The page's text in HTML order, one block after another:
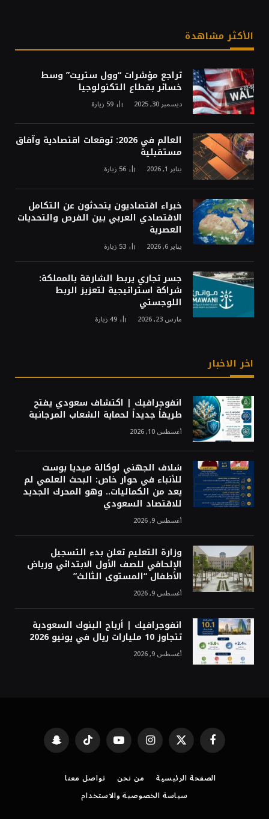
الأكثر مشاهدة
تراجع مؤشرات “وول ستريت” وسط
خسائر بقطاع التكنولوجيا
ديسمبر 30, 2025 59 زيارة
العالم في 2026: توقعات اقتصادية وآفاق
مستقبلية
يناير 1, 2026 56 زيارة
خبراء اقتصاديون يتحدثون عن التكامل
الاقتصادي العربي بين الفرص والتحديات
العصرية
يناير 6, 2026 53 زيارة
جسر تجاري يربط الشارقة بالمملكة:
شراكة استراتيجية لتعزيز الربط
اللوجستي
مارس 23, 2026 49زيارة
اخر الاخبار
انفوجرافيك | اكتشاف سعودي يفتح
طريقاً جديداً لحماية الشعاب المرجانية
أغسطس 10, 2026
سُلاف الجهني لوكالة ميديا بوست
للأنباء في حوار خاص: البحث العلمي لم
يعد من الكماليات.. وهو المحرك الجديد
للاقتصاد السعودي
أغسطس 9, 2026
وزارة التعليم تعلن بدء التسجيل
الإلحاقي للصف الأول الابتدائي ورياض
الأطفال “المستوى الثالث”
أغسطس 9, 2026
انفوجرافيك | أرباح البنوك السعودية
تتجاوز 10 مليارات ريال في يونيو 2026
أغسطس 9, 2026
فيسبوك X
(Twitter)
الانستغراميوتيوب تيكتوك Snapchat
الصفحة الرئيسية من نحن
تواصل معنا
سياسة الخصوصية والاستخدام